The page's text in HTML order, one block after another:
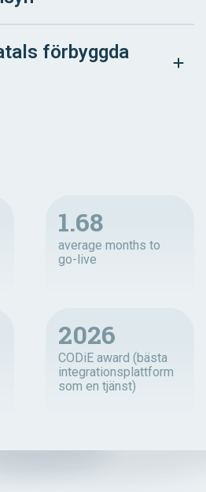
förbyggda
1.68
average months to
go-live
2026
CODiE award (bästa
integrationsplattform
som en tjänst)